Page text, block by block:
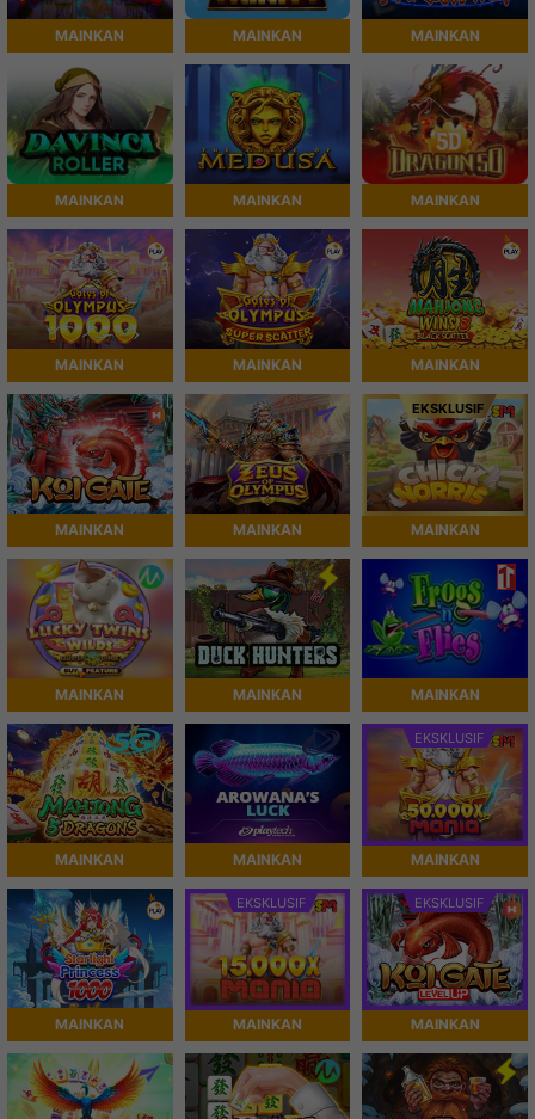
MAINKAN MAINKAN MAINKAN
MAINKAN MAINKAN MAINKAN
MAINKAN MAINKAN MAINKAN
MAINKAN MAINKAN
EKSKLUSIF
MAINKAN
MAINKAN MAINKAN MAINKAN
MAINKAN MAINKAN
EKSKLUSIF
MAINKAN
MAINKAN
EKSKLUSIF
MAINKAN
EKSKLUSIF
MAINKAN